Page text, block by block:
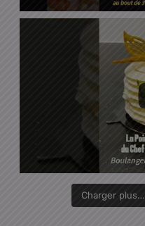
Charger plus…